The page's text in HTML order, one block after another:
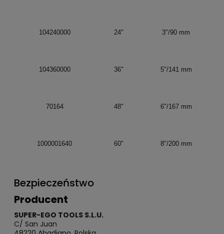
104240000 24" 3"/90 mm
104360000 36" 5"/141 mm
70164 48" 6"/167 mm
1000001640 60" 8"/200 mm
Bezpieczeństwo
Producent
SUPER-EGO TOOLS S.L.U.
C/ San Juan